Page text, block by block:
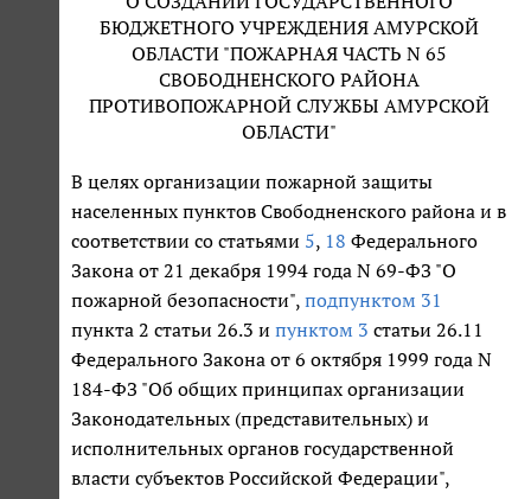
БЮДЖЕТНОГО УЧРЕЖДЕНИЯ АМУРСКОЙ
ОБЛАСТИ "ПОЖАРНАЯ ЧАСТЬ N 65
СВОБОДНЕНСКОГО РАЙОНА
ПРОТИВОПОЖАРНОЙ СЛУЖБЫ АМУРСКОЙ
ОБЛАСТИ"
В целях организации пожарной защиты
населенных пунктов Свободненского района и в
соответствии со статьями 5, 18 Федерального
Закона от 21 декабря 1994 года N 69-ФЗ "О
пожарной безопасности", подпунктом 31
пункта 2 статьи 26.3 и пунктом 3 статьи 26.11
Федерального Закона от 6 октября 1999 года N
184-ФЗ "Об общих принципах организации
Законодательных (представительных) и
исполнительных органов государственной
власти субъектов Российской Федерации",